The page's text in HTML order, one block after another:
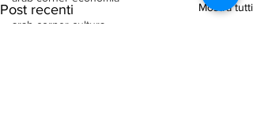
arab-corner-cultura
Post recenti Mostra tutti